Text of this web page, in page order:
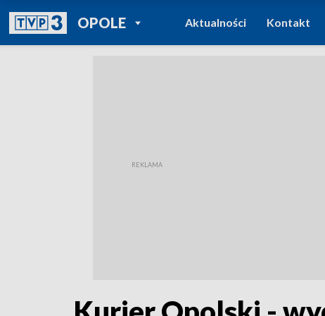
OPOLEPOWRÓT DO
TVP REGIONY
Aktualności Kontakt